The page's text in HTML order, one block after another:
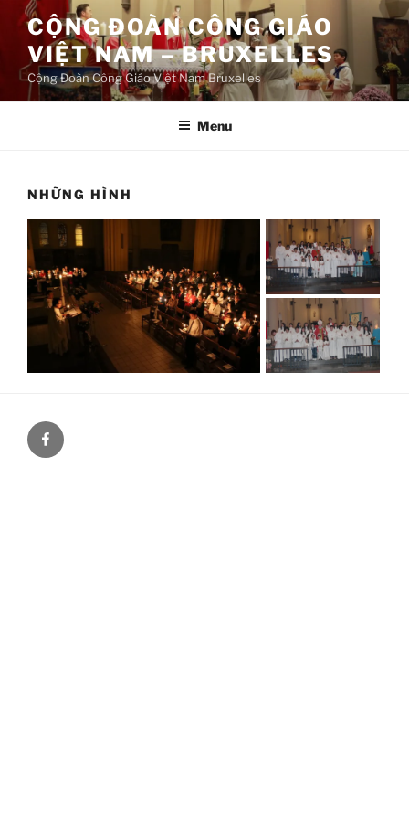
CỘNG ĐOÀN CÔNG GIÁO
VIỆT NAM – BRUXELLES
Cộng Đoàn Công Giáo Việt Nam Bruxelles
Menu
NHỮNG HÌNH